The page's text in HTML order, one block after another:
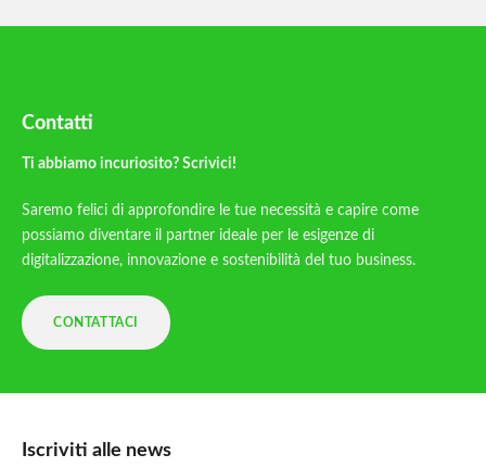
Contatti
Ti abbiamo incuriosito? Scrivici!
Saremo felici di approfondire le tue necessità e capire come
possiamo diventare il partner ideale per le esigenze di
digitalizzazione, innovazione e sostenibilità del tuo business.
CONTATTACI
Iscriviti alle news